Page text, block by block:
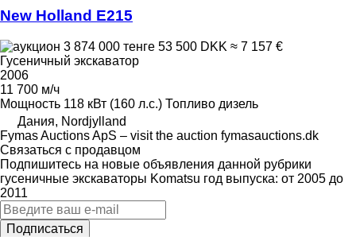
New Holland E215
3 874 000 тенге 53 500 DKK ≈ 7 157 €
Гусеничный экскаватор
2006
11 700 м/ч
Мощность 118 кВт (160 л.с.) Топливо дизель
Дания, Nordjylland
Fymas Auctions ApS – visit the auction fymasauctions.dk
Связаться с продавцом
Подпишитесь на новые объявления данной рубрики
гусеничные экскаваторы Komatsu год выпуска: от 2005 до
2011
Подписаться